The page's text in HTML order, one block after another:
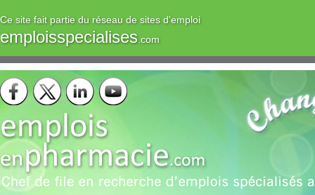
Ce site fait partie du réseau de sites d'emploi
emploisspecialises.com